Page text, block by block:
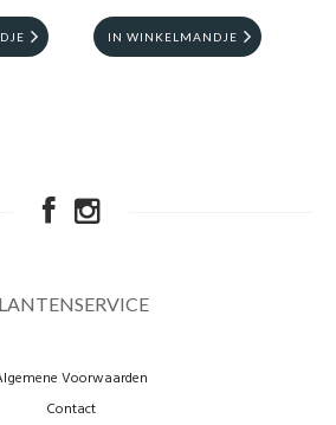
IN WINKELMANDJE
Voorwaarden
Contact